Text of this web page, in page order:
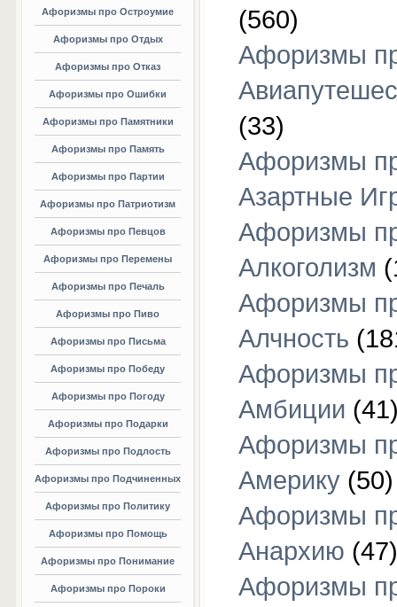
Афоризмы про Остроумие
Афоризмы про Отдых
Афоризмы про Отказ
Афоризмы про Ошибки
Афоризмы про Памятники
Афоризмы про Память
Афоризмы про Партии
Афоризмы про Патриотизм
Афоризмы про Певцов
Афоризмы про Перемены
Афоризмы про Печаль
Афоризмы про Пиво
Афоризмы про Письма
Афоризмы про Победу
Афоризмы про Погоду
Афоризмы про Подарки
Афоризмы про Подлость
Афоризмы про Подчиненных
Афоризмы про Политику
Афоризмы про Помощь
Афоризмы про Понимание
Афоризмы про Пороки
(560)
Афоризмы
(33)
Афоризмы
Азартные
Афоризмы
Алкоголизм
Афоризмы
Алчность
Афоризмы
Амбиции
Афоризмы
Америку (50)
Афоризмы
Анархию (47)
Афоризмы